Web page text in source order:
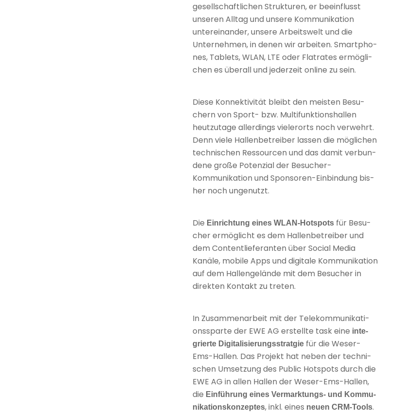
gesellschaftlichen Strukturen, er beeinflusst
unseren Alltag und unsere Kommunikation
untereinander, unsere Arbeitswelt und die
Unternehmen, in denen wir arbei­ten. Smart­pho­
nes, Tablets, WLAN, LTE oder Flat­rates ermögli­
chen es über­all und jeder­zeit online zu sein.
Diese Kon­nek­ti­vität bleibt den meis­ten Besu­
chern von Sport- bzw. Mul­ti­funk­ti­ons­hal­len
heut­zu­tage aller­dings vie­ler­orts noch ver­wehrt.
Denn viele Hal­len­be­trei­ber las­sen die mögli­chen
tech­ni­schen Res­sour­cen und das damit ver­bun­
dene große Potenzial der Besucher-
Kommunikation und Sponsoren-Einbindung bis­
her noch unge­nutzt.
Die Einrichtung eines WLAN-Hotspotsfür Besu­
cher ermöglicht es dem Hal­len­be­trei­ber und
dem Con­tent­lie­fe­ran­ten über Social Media
Kanäle, mobi­le Apps und digi­tale Kom­mu­ni­ka­tion
auf dem Hal­len­gelände mit dem Besu­cher in
direk­ten Kon­takt zu tre­ten.
In Zusam­men­ar­beit mit der Tele­kom­mu­ni­ka­ti­
ons­sparte der EWE AG erstellte task eine inte­
grierte Digi­ta­li­sie­rungs­strat­giefür die Weser-
Ems-Hal­len. Das Pro­jekt hat neben der tech­ni­
schen Umset­zung des Public Hot­spots durch die
EWE AG in allen Hal­len der Weser-Ems-Hal­len,
die Einführung eines Ver­mark­tungs- und Kom­mu­
ni­ka­ti­ons­kon­zeptes, inkl. eines neuen CRM-Tools.